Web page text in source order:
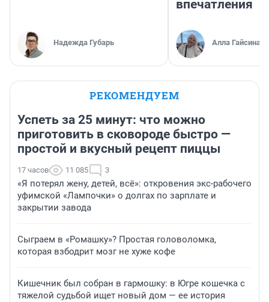
Надежда Губарь
впечатления
Алла Гайсина
РЕКОМЕНДУЕМ
Успеть за 25 минут: что можно
приготовить в сковороде быстро —
простой и вкусный рецепт пиццы
17 часов 11 085 3
«Я потерял жену, детей, всё»: откровения экс-рабочего
уфимской «Лампочки» о долгах по зарплате и
закрытии завода
Сыграем в «Ромашку»? Простая головоломка,
которая взбодрит мозг не хуже кофе
Кишечник был собран в гармошку: в Югре кошечка с
тяжелой судьбой ищет новый дом — ее история